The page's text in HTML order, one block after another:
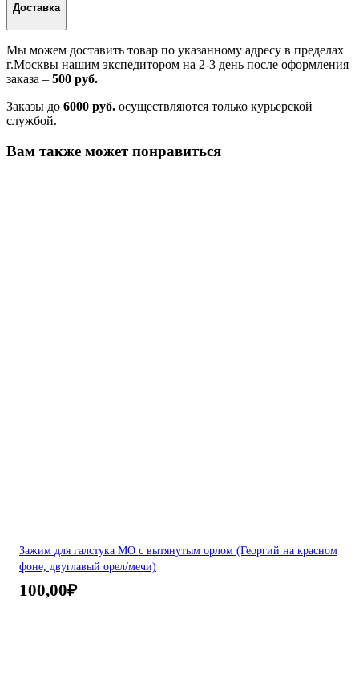
Доставка
Мы можем доставить товар по указанному адресу в пределах
г.Москвы нашим экспедитором на 2-3 день после оформления
заказа – 500 руб.
Заказы до 6000 руб. осуществляются только курьерской
службой.
Вам также может понравиться
Зажим для галстука МО с вытянутым орлом (Георгий на красном
фоне, двуглавый орел/мечи)
100,00₽